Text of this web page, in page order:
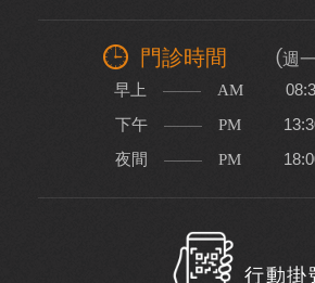
門診時間 (週
早上 AM
下午 PM
夜間 PM
行動掛